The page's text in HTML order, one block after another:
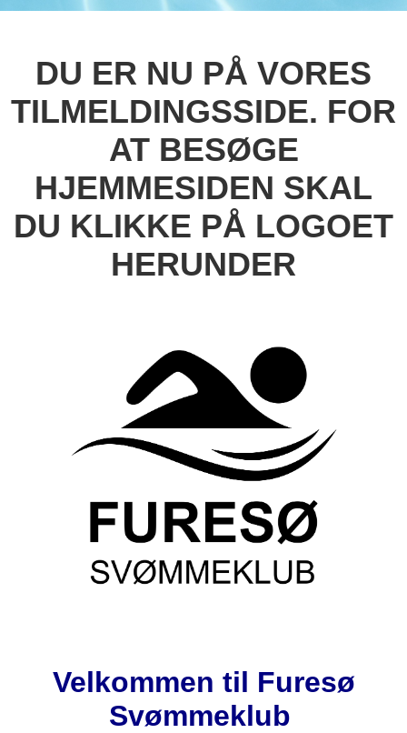
DU ER NU PÅ VORES
TILMELDINGSSIDE. FOR
AT BESØGE
HJEMMESIDEN SKAL
DU KLIKKE PÅ LOGOET
HERUNDER
Velkommen til Furesø
Svømmeklub